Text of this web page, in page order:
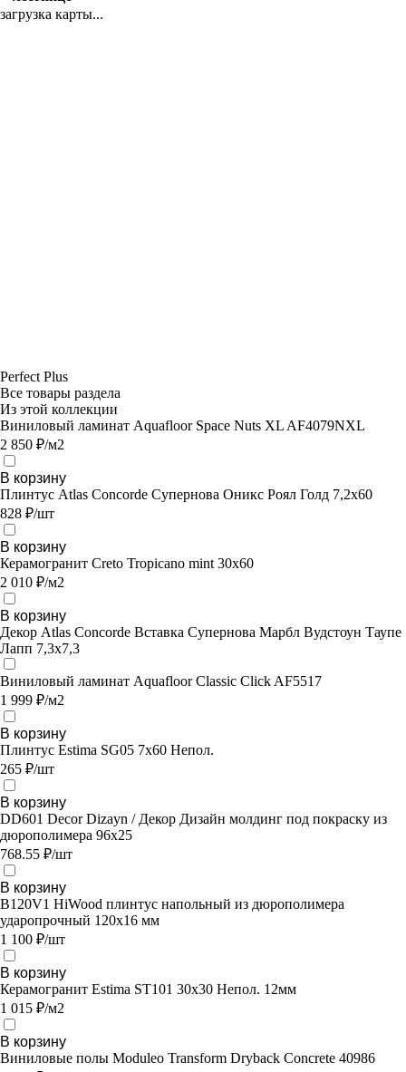
загрузка карты...
Perfect Plus
Все товары раздела
Из этой коллекции
Виниловый ламинат Aquafloor Space Nuts XL AF4079NXL
2 850 ₽/м2
В корзину
Плинтус Atlas Concorde Супернова Оникс Роял Голд 7,2х60
828 ₽/шт
В корзину
Керамогранит Creto Tropicano mint 30х60
2 010 ₽/м2
В корзину
Декор Atlas Concorde Вставка Супернова Марбл Вудстоун Таупе
Лапп 7,3х7,3
Виниловый ламинат Aquafloor Classic Click AF5517
1 999 ₽/м2
В корзину
Плинтус Estima SG05 7x60 Непол.
265 ₽/шт
В корзину
DD601 Decor Dizayn / Декор Дизайн молдинг под покраску из
дюрополимера 96х25
768.55 ₽/шт
В корзину
B120V1 HiWood плинтус напольный из дюрополимера
ударопрочный 120х16 мм
1 100 ₽/шт
В корзину
Керамогранит Estima ST101 30x30 Непол. 12мм
1 015 ₽/м2
В корзину
Виниловые полы Moduleo Transform Dryback Concrete 40986